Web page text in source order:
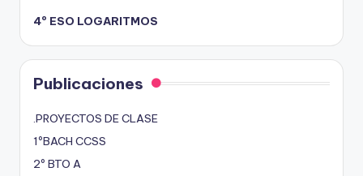
4º ESO LOGARITMOS
Publicaciones
.PROYECTOS DE CLASE
1ºBACH CCSS
2º BTO A